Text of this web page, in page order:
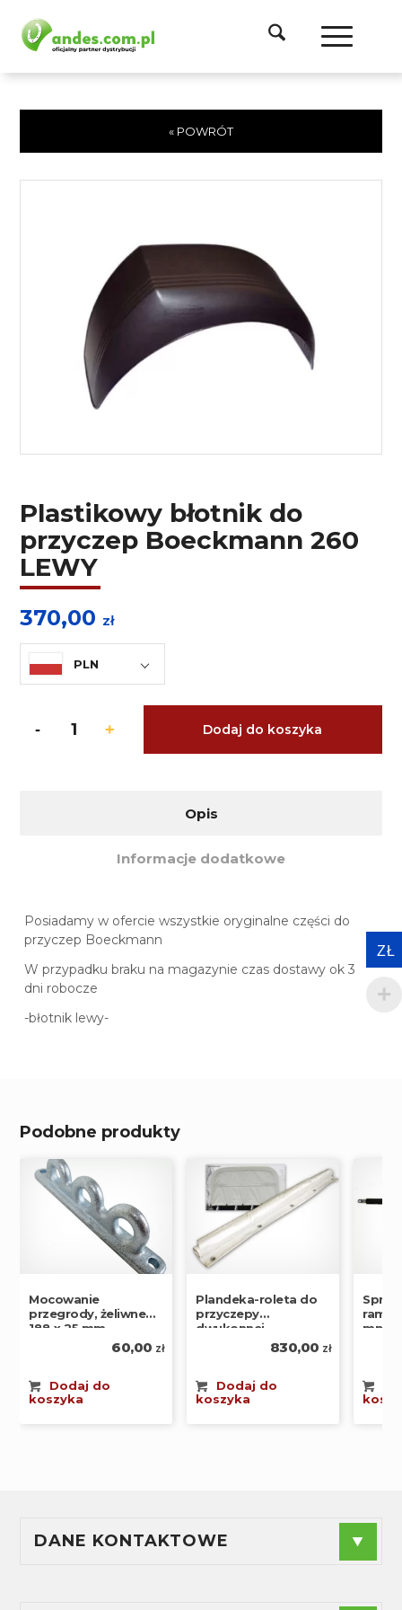
« POWRÓT
Plastikowy błotnik do
przyczep Boeckmann 260
LEWY
370,00 zł
PLN
Dodaj do koszyka
Opis
Informacje dodatkowe
Posiadamy w ofercie wszystkie oryginalne części do
przyczep Boeckmann
W przypadku braku na magazynie czas dostawy ok 3
dni robocze
-błotnik lewy-
Podobne produkty
Mocowanie
przegrody, żeliwne
188 x 25 mm,
60,00 zł
Dodaj do
koszyka
Plandeka-roleta do
przyczepy
dwukonnej
830,00 zł
Dodaj do
koszyka
rampy
mm
DANE KONTAKTOWE
ZŁ